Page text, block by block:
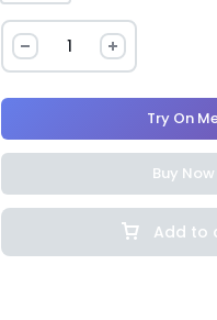
Add to
Try On
Buy Now